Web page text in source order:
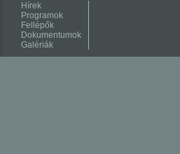
Hírek
Programok
Fellépők
Dokumentumok
Galériák